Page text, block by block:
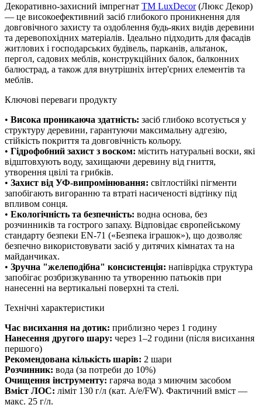
Декоративно-захисний імпрегнат TM LuxDecor(Люкс Декор)
— це високоефективний засіб глибокого проникнення для
довговічного захисту та оздоблення будь-яких видів деревини
та деревопохідних матеріалів. Ідеально підходить для фасадів
житлових і господарських будівель, парканів, альтанок,
пергол, садових меблів, конструкційних балок, балконних
балюстрад, а також для внутрішніх інтер'єрних елементів та
меблів.
Ключові переваги продукту
• Висока проникаюча здатність: засіб глибоко всотується у
структуру деревини, гарантуючи максимальну адгезію,
стійкість покриття та довговічність кольору.
• Гідрофобний захист з воском: містить натуральні воски, які
відштовхують воду, захищаючи деревину від гниття,
утворення цвілі та грибків.
• Захист від УФ-випромінювання: світлостійкі пігменти
запобігають вигоранню та втраті насиченості відтінку під
впливом сонця.
• Екологічність та безпечність: водна основа, без
розчинників та гострого запаху. Відповідає європейському
стандарту безпеки EN-71 («Безпека іграшок»), що дозволяє
безпечно використовувати засіб у дитячих кімнатах та на
майданчиках.
• Зручна "желеподібна" консистенція: напіврідка структура
запобігає розбризкуванню та утворенню патьоків при
нанесенні на вертикальні поверхні та стелі.
Технічні характеристики
Час висихання на дотик: приблизно через 1 годину
Нанесення другого шару: через 1–2 години (після висихання
першого)
Рекомендована кількість шарів: 2 шари
Розчинник: вода (за потреби до 10%)
Очищення інструменту: гаряча вода з миючим засобом
Вміст ЛОС: ліміт 130 г/л (кат. A/e/FW). Фактичний вміст —
макс. 25 г/л.